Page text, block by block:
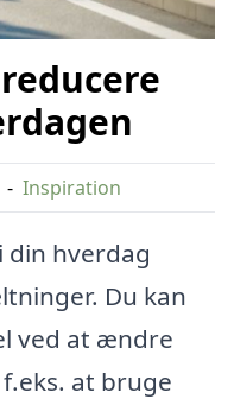
- Inspiration
din hverdag
Du kan
ved at ændre
at bruge